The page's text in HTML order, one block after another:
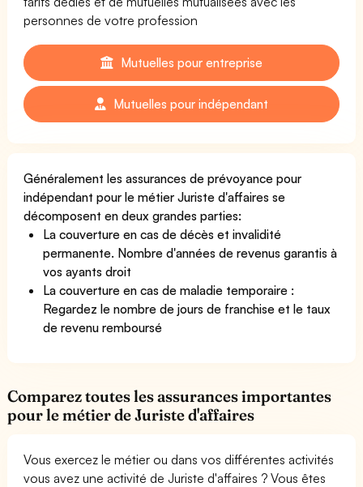
personnes de votre profession
Mutuelles pour entreprise
Mutuelles pour indépendant
Généralement les assurances de prévoyance pour
indépendant pour le métier Juriste d'affaires se
décomposent en deux grandes parties:
La couverture en cas de décès et invalidité
permanente. Nombre d'années de revenus garantis à
vos ayants droit
La couverture en cas de maladie temporaire :
Regardez le nombre de jours de franchise et le taux
de revenu remboursé
Comparez toutes les assurances importantes
pour le métier de Juriste d'affaires
Vous exercez le métier ou dans vos différentes activités
vous avez une activité de Juriste d'affaires ? Vous êtes